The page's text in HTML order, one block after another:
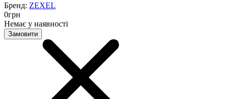
Бренд: ZEXEL
0грн
Немає у наявності
Замовити